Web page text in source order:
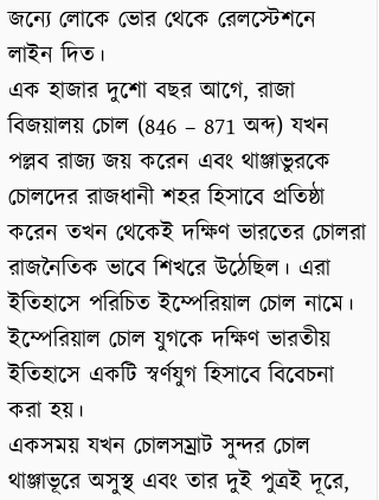
জন্যে লোকে ভোর থেকে রেলস্টেশনে
লাইন দিত।
এক হাজার দুশো বছর আগে, রাজা
বিজয়ালয় চোল (846 – 871 অব্দ) যখন
পল্লব রাজ্য জয় করেন এবং থাঞ্জাভুরকে
চোলদের রাজধানী শহর হিসাবে প্রতিষ্ঠা
করেন তখন থেকেই দক্ষিণ ভারতের চোলরা
রাজনৈতিক ভাবে শিখরে উঠেছিল। এরা
ইতিহাসে পরিচিত ইম্পেরিয়াল চোল নামে।
ইম্পেরিয়াল চোল যুগকে দক্ষিণ ভারতীয়
ইতিহাসে একটি স্বর্ণযুগ হিসাবে বিবেচনা
করা হয়।
একসময় যখন চোলসম্রাট সুন্দর চোল
থাঞ্জাভূরে অসুস্থ এবং তার দুই পুত্রই দূরে,